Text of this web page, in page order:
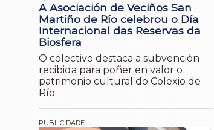
A Asociación de Veciños San
Martiño de Río celebrou o Día
Internacional das Reservas da
Biosfera
O colectivo destaca a subvención
recibida para poñer en valor o
patrimonio cultural do Colexio de
Río